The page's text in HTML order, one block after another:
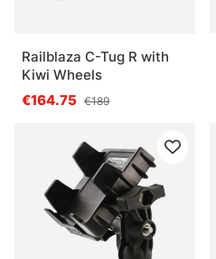
Railblaza C-Tug R with
Kiwi Wheels
€164.75 €189